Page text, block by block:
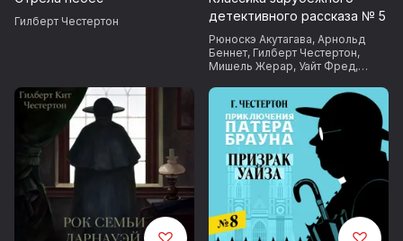
Гилберт Честертон
детективного рассказа № 5
Рюноскэ Акутагава, Арнольд
Беннет, Гилберт Честертон,
Мишель Жерар, Уайт Фред,
Конан Дойл